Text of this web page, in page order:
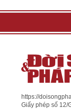
https://
Giấy phép số 12/